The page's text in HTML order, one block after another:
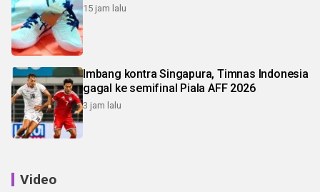
15 jam lalu
Imbang kontra Singapura, Timnas Indonesia
gagal ke semifinal Piala AFF 2026
3 jam lalu
Video